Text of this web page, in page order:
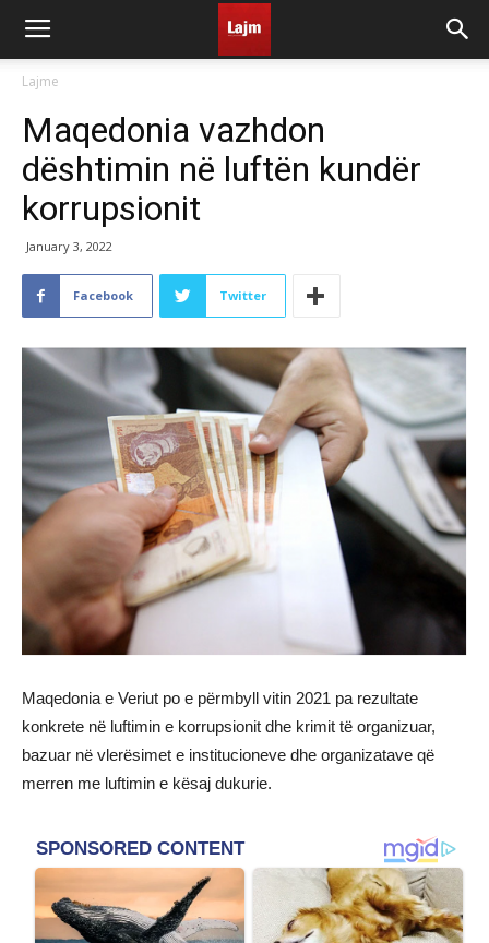
Lajme
Maqedonia vazhdon
dështimin në luftën kundër
korrupsionit
January 3, 2022
Facebook Twitter
Maqedonia e Veriut po e përmbyll vitin 2021 pa rezultate
konkrete në luftimin e korrupsionit dhe krimit të organizuar,
bazuar në vlerësimet e institucioneve dhe organizatave që
merren me luftimin e kësaj dukurie.